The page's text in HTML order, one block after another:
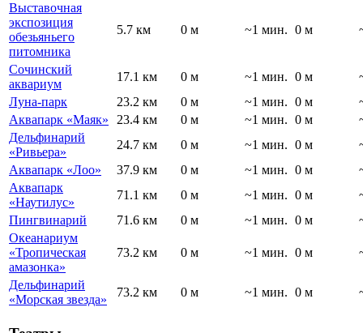
Выставочная
экспозиция
обезьяньего
питомника
5.7 км 0 м ~1 мин. 0 м
Сочинский
аквариум
17.1 км 0 м ~1 мин. 0 м
Луна-парк
23.2 км 0 м ~1 мин. 0 м
Аквапарк «Маяк»
23.4 км 0 м ~1 мин. 0 м
Дельфинарий
«Ривьера»
24.7 км 0 м ~1 мин. 0 м
Аквапарк «Лоо»
37.9 км 0 м ~1 мин. 0 м
Аквапарк
«Наутилус»
71.1 км 0 м ~1 мин. 0 м
Пингвинарий
71.6 км 0 м ~1 мин. 0 м
Океанариум
«Тропическая
амазонка»
73.2 км 0 м ~1 мин. 0 м
Дельфинарий
«Морская звезда»
73.2 км 0 м ~1 мин. 0 м